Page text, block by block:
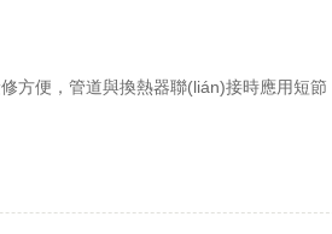
修方便，管道與換熱器聯(lián)接時應用短節